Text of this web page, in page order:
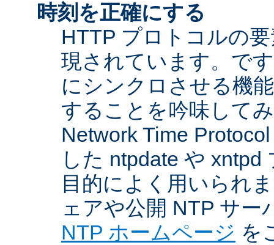
時刻を正確にする
HTTP プロトコルの
現されています。で
にシンクロさせる機
することを吟味して
Network Time
した ntpdate や
目的によく用いられ
ェアや公開 NTP サー
NTP ホームページ を